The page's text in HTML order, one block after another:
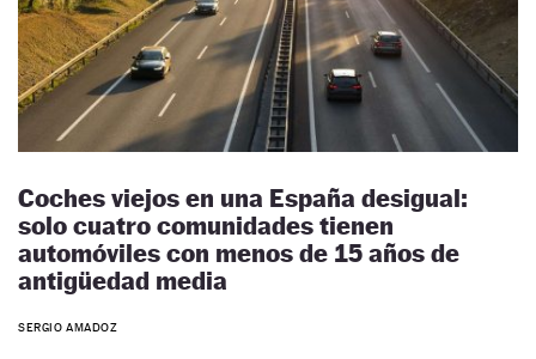
Coches viejos en una España desigual:
solo cuatro comunidades tienen
automóviles con menos de 15 años de
antigüedad media
SERGIO AMADOZ